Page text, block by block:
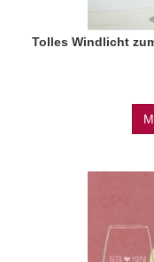
Tolles Windlicht